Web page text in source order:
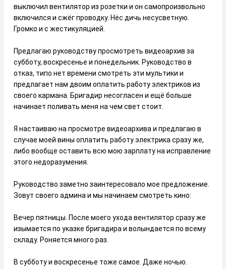
выключил вентилятор из розетки и он самопроизвольно
включился и сжёг проводку. Нёс дичь несусветную.
Громко и с жестикуляцией.
Предлагаю руководству просмотреть видеоархив за
субботу, воскресенье и понедельник. Руководство в
отказ, типо нет времени смотреть эти мультики и
предлагает нам двоим оплатить работу электриков из
своего кармана. Бригадир несогласен и ещё больше
начинает поливать меня на чем свет стоит.
Я настаиваю на просмотре видеоархива и предлагаю в
случае моей вины оплатить работу электрика сразу же,
либо вообще оставить всю мою зарплату на исправление
этого недоразумения.
Руководство заметно заинтересовало мое предложение.
Зовут своего админа и мы начинаем смотреть кино:
Вечер пятницы. После моего ухода вентилятор сразу же
изымается по указке бригадира и волындается по всему
складу. Роняется много раз.
В субботу и воскресенье тоже самое. Даже ночью.